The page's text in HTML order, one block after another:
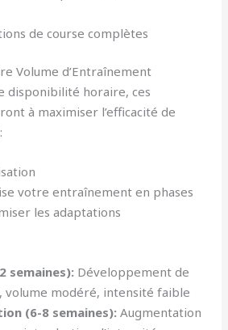
de course complètes
Volume d’Entraînement
disponibilité horaire, ces
à maximiser l’efficacité de
votre entraînement en phases
les adaptations
semaines): Développement de
volume modéré, intensité faible
(6-8 semaines): Augmentation